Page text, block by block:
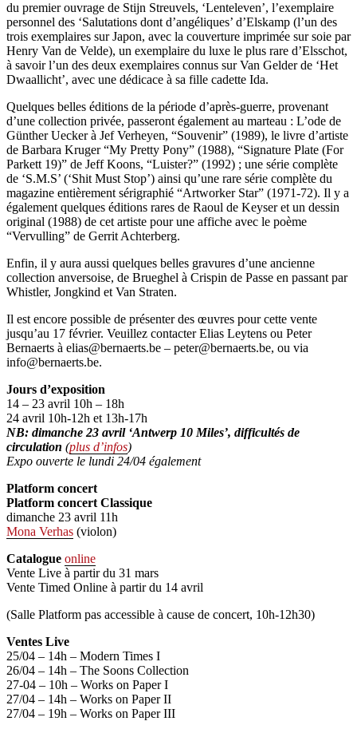
du premier ouvrage de Stijn Streuvels, ‘Lenteleven’, l’exemplaire
personnel des ‘Salutations dont d’angéliques’ d’Elskamp (l’un des
trois exemplaires sur Japon, avec la couverture imprimée sur soie par
Henry Van de Velde), un exemplaire du luxe le plus rare d’Elsschot,
à savoir l’un des deux exemplaires connus sur Van Gelder de ‘Het
Dwaallicht’, avec une dédicace à sa fille cadette Ida.
Quelques belles éditions de la période d’après-guerre, provenant
d’une collection privée, passeront également au marteau : L’ode de
Günther Uecker à Jef Verheyen, “Souvenir” (1989), le livre d’artiste
de Barbara Kruger “My Pretty Pony” (1988), “Signature Plate (For
Parkett 19)” de Jeff Koons, “Luister?” (1992) ; une série complète
de ‘S.M.S’ (‘Shit Must Stop’) ainsi qu’une rare série complète du
magazine entièrement sérigraphié “Artworker Star” (1971-72). Il y a
également quelques éditions rares de Raoul de Keyser et un dessin
original (1988) de cet artiste pour une affiche avec le poème
“Vervulling” de Gerrit Achterberg.
Enfin, il y aura aussi quelques belles gravures d’une ancienne
collection anversoise, de Brueghel à Crispin de Passe en passant par
Whistler, Jongkind et Van Straten.
Il est encore possible de présenter des œuvres pour cette vente
jusqu’au 17 février. Veuillez contacter Elias Leytens ou Peter
Bernaerts à elias@bernaerts.be – peter@bernaerts.be, ou via
info@bernaerts.be.
Jours d’exposition
14 – 23 avril 10h – 18h
24 avril 10h-12h et 13h-17h
NB: dimanche 23 avril ‘Antwerp 10 Miles’, difficultés de
circulation (plus d’infos)
Expo ouverte le lundi 24/04 également
Platform concert
Platform concert Classique
dimanche 23 avril 11h
Mona Verhas (violon)
Catalogue online
Vente Live à partir du 31 mars
Vente Timed Online à partir du 14 avril
(Salle Platform pas accessible à cause de concert, 10h-12h30)
Ventes Live
25/04 – 14h – Modern Times I
26/04 – 14h – The Soons Collection
27-04 – 10h – Works on Paper I
27/04 – 14h – Works on Paper II
27/04 – 19h – Works on Paper III